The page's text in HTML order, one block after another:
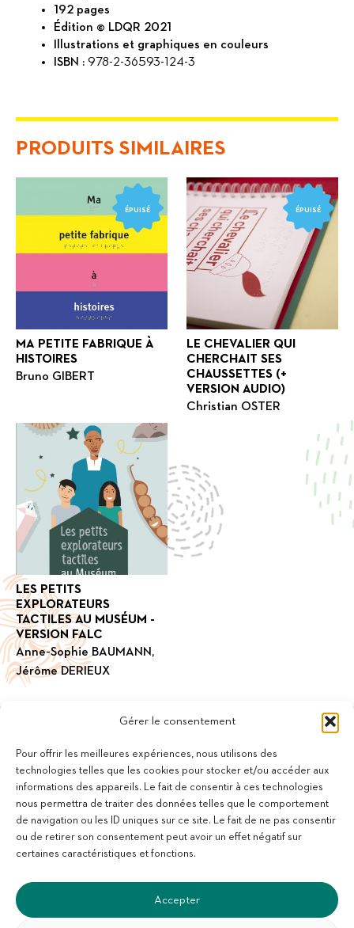
Gérer le consentement
Pour offrir les meilleures expériences, nous utilisons des
technologies telles que les cookies pour stocker et/ou accéder aux
informations des appareils. Le fait de consentir à ces technologies
nous permettra de traiter des données telles que le comportement
de navigation ou les ID uniques sur ce site. Le fait de ne pas consentir
ou de retirer son consentement peut avoir un effet négatif sur
certaines caractéristiques et fonctions.
Accepter
192 pages
Édition © LDQR 2021
Illustrations et graphiques en couleurs
ISBN : 978-2-36593-124-3
PRODUITS SIMILAIRES
MA PETITE FABRIQUE À
HISTOIRES
Bruno GIBERT
ÉPUISÉ
LE CHEVALIER QUI
CHERCHAIT SES
CHAUSSETTES (+
VERSION AUDIO)
Christian OSTER
ÉPUISÉ
LES PETITS
EXPLORATEURS
TACTILES AU MUSÉUM -
VERSION FALC
Anne-Sophie BAUMANN,
Jérôme DERIEUX
11 bis Rue des Novalles
21240 Talant - France
+33 (0)3 80 59 22 88
Membre de la Fédération des Aveugles de France
Membre du collectif Les Éditeurs Atypiques